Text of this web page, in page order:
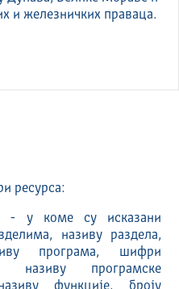
и железничких праваца.
ресурса:
- у коме су исказани
називу раздела,
програма, шифри
називу програмске